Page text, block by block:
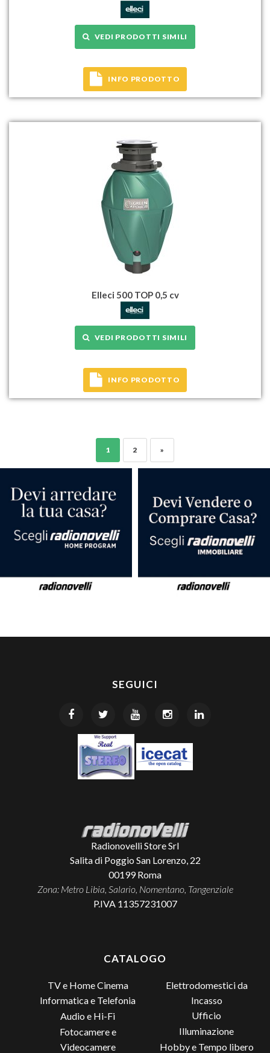
VEDI PRODOTTI SIMILI
INFO PRODOTTO
Elleci 500 TOP 0,5 cv
VEDI PRODOTTI SIMILI
INFO PRODOTTO
1 2 »
SEGUICI
Radionovelli Store Srl
Salita di Poggio San Lorenzo, 22
00199 Roma
Zona: Metro Libia, Salario, Nomentano, Tangenziale
P.IVA 11357231007
CATALOGO
TV e Home Cinema
Informatica e Telefonia
Audio e Hi-Fi
Fotocamere e
Videocamere
Elettrodomestici da
Incasso
Ufficio
Illuminazione
Hobby e Tempo libero